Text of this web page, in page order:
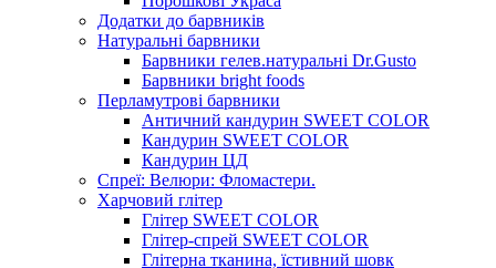
Додатки до барвників
Натуральні барвники
Барвники гелев.натуральні Dr.Gusto
Барвники bright foods
Перламутрові барвники
Античний кандурин SWEET COLOR
Кандурин SWEET COLOR
Кандурин ЦД
Спреї: Велюри: Фломастери.
Харчовий глітер
Глітер SWEET COLOR
Глітер-спрей SWEET COLOR
Глітерна тканина, їстивний шовк